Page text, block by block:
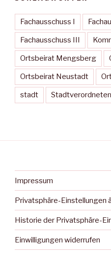
Fachausschuss I
Fachausschuss III
Ortsbeirat Mengsberg
Ortsbeirat Neustadt
stadt
Impressum
Privatsphäre-Einstellungen
Historie der Privatsphäre-
Einwilligungen widerrufen